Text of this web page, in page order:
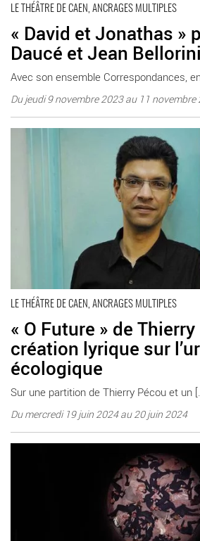
LE THÉÂTRE DE CAEN, ANCRAGES MULTIPLES
« David et Jonathas »
Daucé et Jean Bellorini
Avec son ensemble Correspondances,
Du jeudi 9 novembre 2023 au 11 novembre
LE THÉÂTRE DE CAEN, ANCRAGES MULTIPLES
« O Future » de
création lyrique sur
écologique
Sur une partition de Thierry Pécou et un
Du mercredi 19 juin 2024 au 20 juin 2024
En savoir plus
En savoir plus